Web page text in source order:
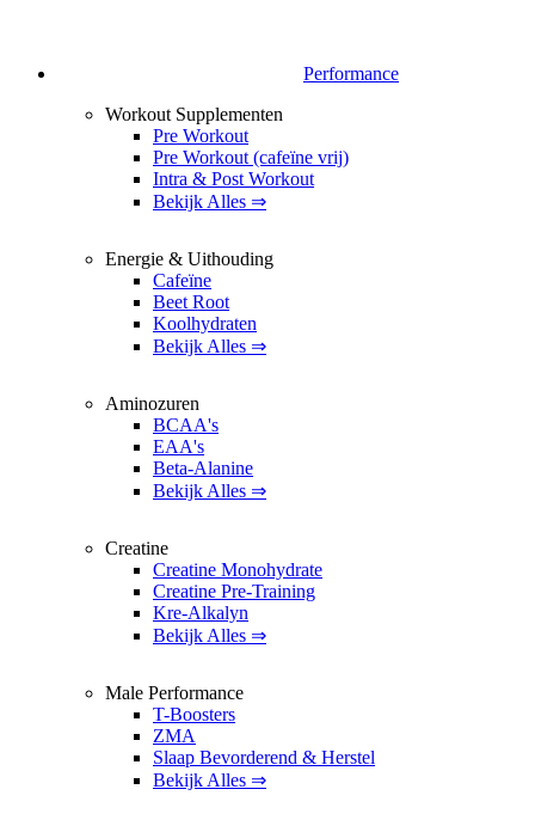
Performance
Workout Supplementen
Pre Workout
Pre Workout (cafeïne vrij)
Intra & Post Workout
Bekijk Alles ⇒
Energie & Uithouding
Cafeïne
Beet Root
Koolhydraten
Bekijk Alles ⇒
Aminozuren
BCAA's
EAA's
Beta-Alanine
Bekijk Alles ⇒
Creatine
Creatine Monohydrate
Creatine Pre-Training
Kre-Alkalyn
Bekijk Alles ⇒
Male Performance
T-Boosters
ZMA
Slaap Bevorderend & Herstel
Bekijk Alles ⇒